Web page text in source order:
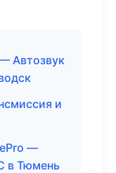
Автозвук
и
—
в Тюмень